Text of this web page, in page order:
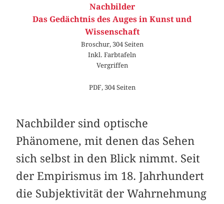
Nachbilder
Das Gedächtnis des Auges in Kunst und
Wissenschaft
Broschur, 304 Seiten
Inkl. Farbtafeln
Vergriffen
PDF, 304 Seiten
Nachbilder sind optische
Phänomene, mit denen das ­Sehen
sich selbst in den Blick nimmt. Seit
der Empirismus im 18. Jahrhundert
die Subjektivität der Wahrnehmung